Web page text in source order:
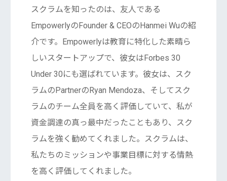
スクラムを知ったのは、友人である
EmpowerlyのFounder & CEOのHanmei Wuの紹
介です。Empowerlyは教育に特化した素晴ら
しいスタートアップで、彼女はForbes 30
Under 30にも選ばれています。彼女は、スク
ラムのPartnerのRyan Mendoza、そしてスク
ラムのチーム全員を高く評価していて、私が
資金調達の真っ最中だったこともあり、スク
ラムを強く勧めてくれました。スクラムは、
私たちのミッションや事業目標に対する情熱
を高く評価してくれました。